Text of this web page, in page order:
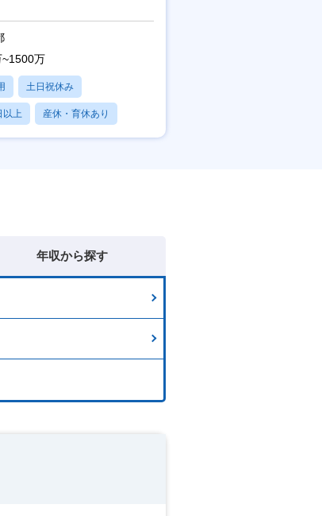
万
土日祝休み
以上 産休・育休あり
年収から探す